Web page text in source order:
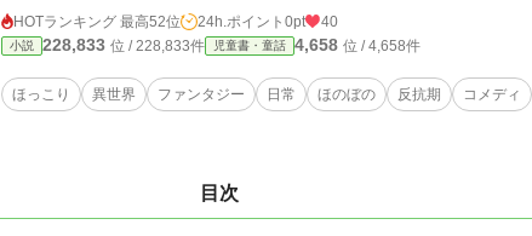
HOTランキング 最高52位 24h.ポイント 0pt 40
小説 228,833 位 / 228,833件 児童書・童話 4,658 位 / 4,658件
ほっこり 異世界 ファンタジー 日常 ほのぼの 反抗期 コメディ
目次